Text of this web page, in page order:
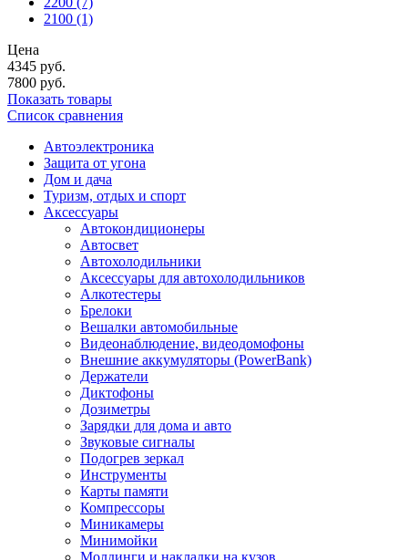
2100 (1)
Цена
4345 руб.
7800 руб.
Показать товары
Список сравнения
Автоэлектроника
Защита от угона
Дом и дача
Туризм, отдых и спорт
Аксессуары
Автокондиционеры
Aвтосвет
Автохолодильники
Аксессуары для автохолодильников
Алкотестеры
Брелоки
Вешалки автомобильные
Видеонаблюдение, видеодомофоны
Внешние аккумуляторы (PowerBank)
Держатели
Диктофоны
Дозиметры
Зарядки для дома и авто
Звуковые сигналы
Подогрев зеркал
Инструменты
Карты памяти
Компрессоры
Миникамеры
Минимойки
Молдинги и накладки на кузов